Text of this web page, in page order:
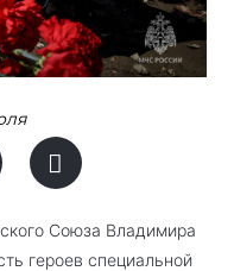
Союза Владимира
героев специальной